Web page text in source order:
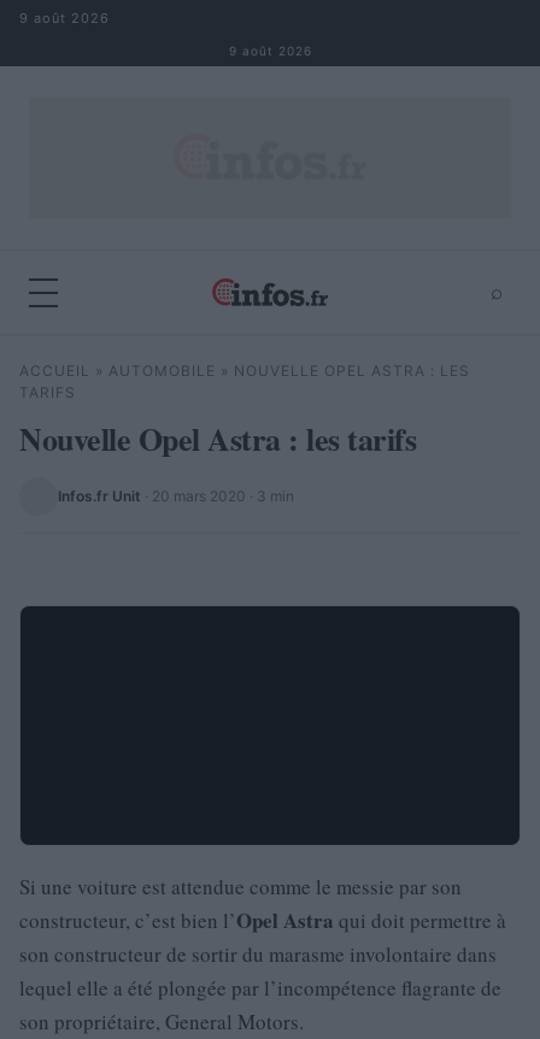
Aller au contenu
9 août 2026
9 août 2026
⌕
Rechercher ⌕
ACCUEIL » AUTOMOBILE » NOUVELLE OPEL ASTRA : LES
TARIFS
Nouvelle Opel Astra : les tarifs
Infos.fr Unit · 20 mars 2020 · 3 min
Si une voiture est attendue comme le messie par son
constructeur, c’est bien l’Opel Astra qui doit permettre à
son constructeur de sortir du marasme involontaire dans
lequel elle a été plongée par l’incompétence flagrante de
son propriétaire, General Motors.